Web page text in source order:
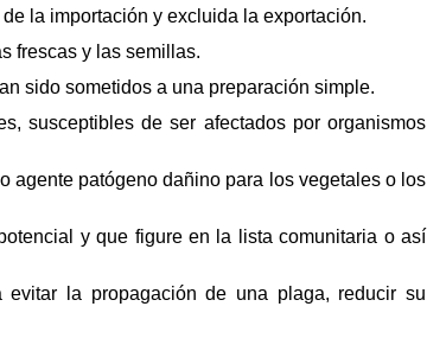
la importación y excluida la exportación.
frescas y las semillas.
sido sometidos a una preparación simple.
susceptibles de ser afectados por organismos
agente patógeno dañino para los vegetales o los
y que figure en la lista comunitaria o así
la propagación de una plaga, reducir su